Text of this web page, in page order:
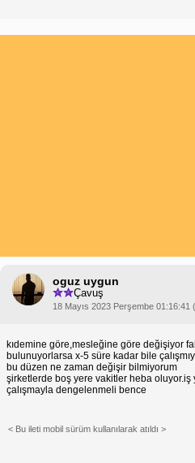
oguz uygun
Çavuş
18 Mayıs 2023 Perşembe 01:16:41
kıdemine göre,mesleğine göre değişiyor
bulunuyorlarsa x-5 süre kadar bile
bu düzen ne zaman değişir bilmiyorum
şirketlerde boş yere vakitler heba oluyor.iş
çalışmayla dengelenmeli bence
< Bu ileti mobil sürüm kullanılarak atıldı >